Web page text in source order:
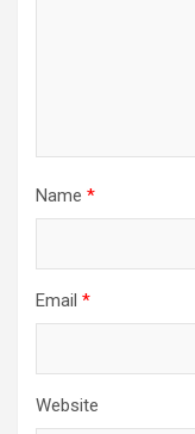
Name *
Email *
Website